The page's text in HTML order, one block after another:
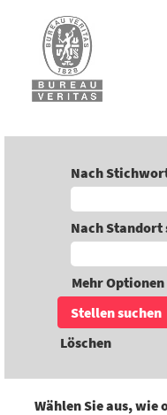
Nach
Nach Standort
Mehr
Löschen
Wählen Sie aus, wie